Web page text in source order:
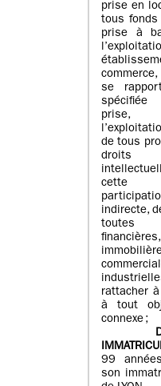
prise en
tous fonds
prise à
se
prise,
de tous
droits
cette
indirecte,
toutes
rattacher
à tout
connexe ;
99
son